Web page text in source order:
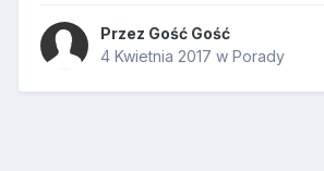
Przez Gość Gość
4 Kwietnia 2017 w Porady